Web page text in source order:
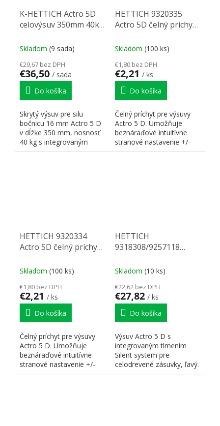
K-HETTICH Actro 5D
celovýsuv 350mm 40kg
Skladom (9 sada)
€29,67 bez DPH
€36,50 / sada
Do košíka
Skrytý výsuv pre silu
bočnicu 16 mm Actro 5 D
v dĺžke 350 mm, nosnosť
40 kg s integrovaným
tlmením Silent Systém (Si...
HETTICH 9320335
Actro 5D čelný príchyt
Skladom (100 ks)
€1,80 bez DPH
€2,21 / ks
Do košíka
Čelný príchyt pre výsuvy
Actro 5 D. Umožňuje
beznáraďové intuitívne
stranové nastavenie +/-
1.5mm a výškové...
HETTICH 9320334
Actro 5D čelný príchyt
Skladom (100 ks)
€1,80 bez DPH
€2,21 / ks
Do košíka
Čelný príchyt pre výsuvy
Actro 5 D. Umožňuje
beznáraďové intuitívne
stranové nastavenie +/-
1.5mm a výškové...
HETTICH
9318308/9257118
70 kg SiSy L
Skladom (10 ks)
€22,62 bez DPH
€27,82 / ks
Do košíka
Výsuv Actro 5 D s
integrovaným tlmením
Silent system pre
celodrevené zásuvky, ľavý.
Nosnosť 70 kg, dĺžka 750